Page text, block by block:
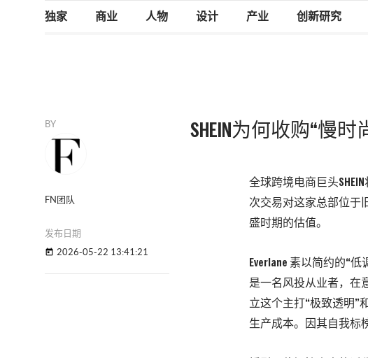
独家 商业 人物 设计 产业 创新研究
BY
FN团队
发布日期
today 2026-05-22 13:41:21
SHEIN为何收购“慢
全球跨境电商巨头
次交易对这家总部位于
盛时期的估值。
Everlane 素以简约的“低
是一名风投从业者，在
立这个主打“极致透明”
生产成本。因其自我标